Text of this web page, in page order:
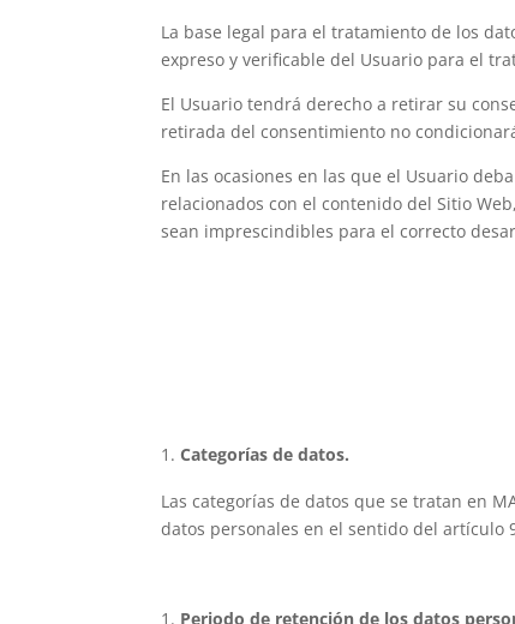
La base legal para el tratamiento de los
expreso y verificable del Usuario para el
El Usuario tendrá derecho a retirar su
retirada del consentimiento no
En las ocasiones en las que el Usuario
relacionados con el contenido del Sitio
sean imprescindibles para el correcto
Categorías de datos.
Las categorías de datos que se tratan en
datos personales en el sentido del artículo
Periodo de retención de los datos